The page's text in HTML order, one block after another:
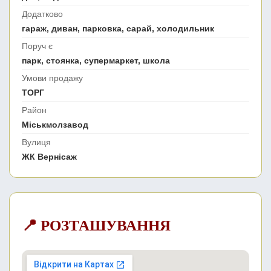
Додатково
гараж, диван, парковка, сарай, холодильник
Поруч є
парк, стоянка, супермаркет, школа
Умови продажу
ТОРГ
Район
Міськмолзавод
Вулиця
ЖК Вернісаж
📍 РОЗТАШУВАННЯ